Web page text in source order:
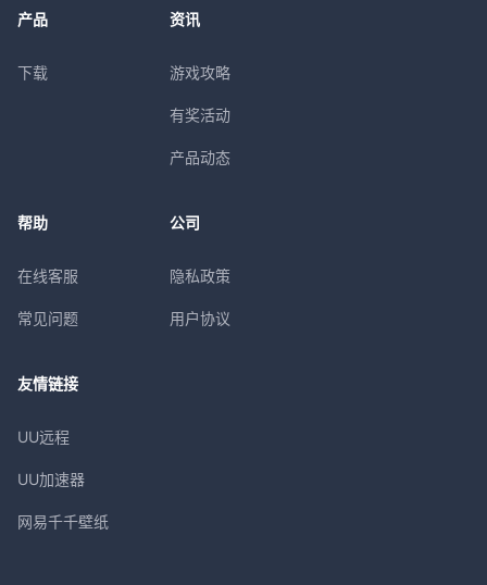
产品
下载
资讯
游戏攻略
有奖活动
产品动态
帮助
在线客服
常见问题
公司
隐私政策
用户协议
友情链接
UU远程
UU加速器
网易千千壁纸